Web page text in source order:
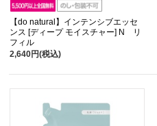
【do natural】インテンシブエッセ
ンス [ディープ モイスチャー] N リ
フィル
2,640円(税込)